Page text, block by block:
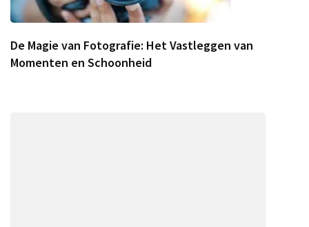
De Magie van Fotografie: Het Vastleggen van
Momenten en Schoonheid